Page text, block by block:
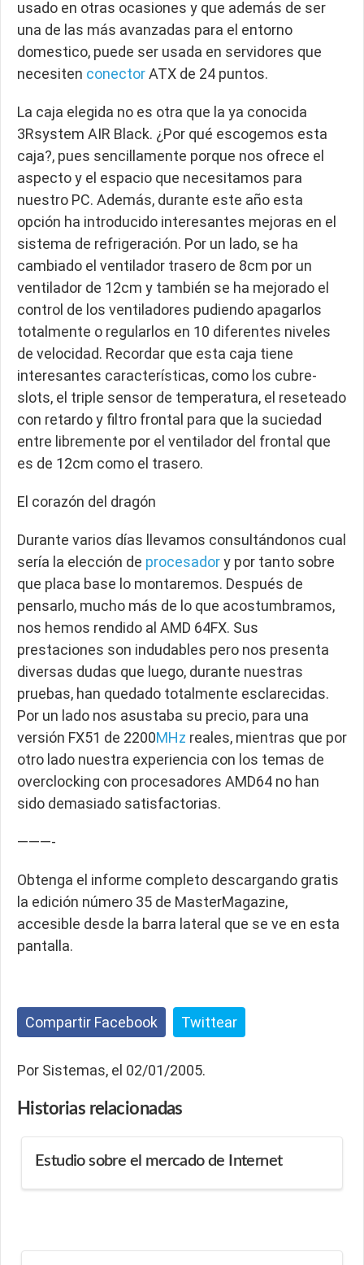
usado en otras ocasiones y que además de ser
una de las más avanzadas para el entorno
domestico, puede ser usada en servidores que
necesiten conectorATX de 24 puntos.
La caja elegida no es otra que la ya conocida
3Rsystem AIR Black. ¿Por qué escogemos esta
caja?, pues sencillamente porque nos ofrece el
aspecto y el espacio que necesitamos para
nuestro PC. Además, durante este año esta
opción ha introducido interesantes mejoras en el
sistema de refrigeración. Por un lado, se ha
cambiado el ventilador trasero de 8cm por un
ventilador de 12cm y también se ha mejorado el
control de los ventiladores pudiendo apagarlos
totalmente o regularlos en 10 diferentes niveles
de velocidad. Recordar que esta caja tiene
interesantes características, como los cubre-
slots, el triple sensor de temperatura, el reseteado
con retardo y filtro frontal para que la suciedad
entre libremente por el ventilador del frontal que
es de 12cm como el trasero.
El corazón del dragón
Durante varios días llevamos consultándonos cual
sería la elección de procesadory por tanto sobre
que placa base lo montaremos. Después de
pensarlo, mucho más de lo que acostumbramos,
nos hemos rendido al AMD 64FX. Sus
prestaciones son indudables pero nos presenta
diversas dudas que luego, durante nuestras
pruebas, han quedado totalmente esclarecidas.
Por un lado nos asustaba su precio, para una
versión FX51 de 2200MHz reales, mientras que por
otro lado nuestra experiencia con los temas de
overclocking con procesadores AMD64 no han
sido demasiado satisfactorias.
———-
Obtenga el informe completo descargando gratis
la edición número 35 de MasterMagazine,
accesible desde la barra lateral que se ve en esta
pantalla.
Compartir Facebook Twittear
Por Sistemas, el 02/01/2005.
Historias relacionadas
Estudio sobre el mercado de Internet